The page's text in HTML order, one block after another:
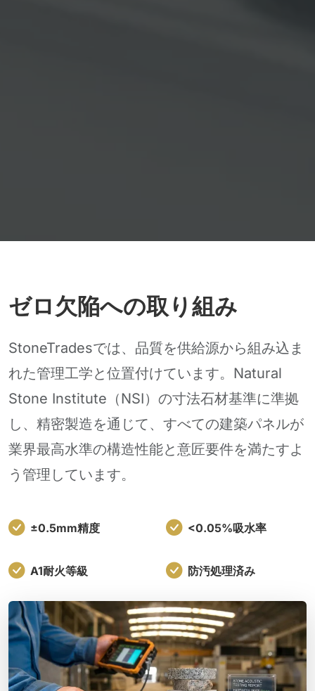
ゼロ欠陥への取り組み
StoneTradesでは、品質を供給源から組み込ま
れた管理工学と位置付けています。Natural
Stone Institute（NSI）の寸法石材基準に準拠
し、精密製造を通じて、すべての建築パネルが
業界最高水準の構造性能と意匠要件を満たすよ
う管理しています。
±0.5mm精度 <0.05%吸水率
A1耐火等級 防汚処理済み